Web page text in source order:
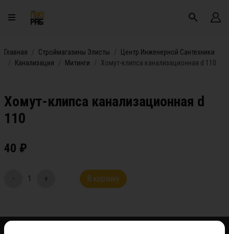
Главная Строймагазины Элисты
Центр Инженерной Сантехники
Канализация
Митинги Хомут-клипса канализационная d 110
Хомут-клипса канализационная d
110
40 ₽
- 1 + В корзину